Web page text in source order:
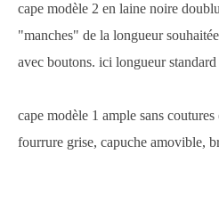
cape modèle 2 en laine noire
"manches" de la longueur
avec boutons. ici longueur
cape modèle 1 ample sans
fourrure grise, capuche amovible,